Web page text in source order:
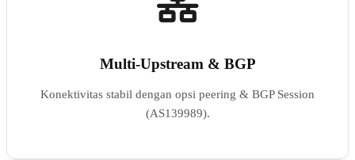
Multi-Upstream & BGP
Konektivitas stabil dengan opsi peering & BGP Session
(AS139989).